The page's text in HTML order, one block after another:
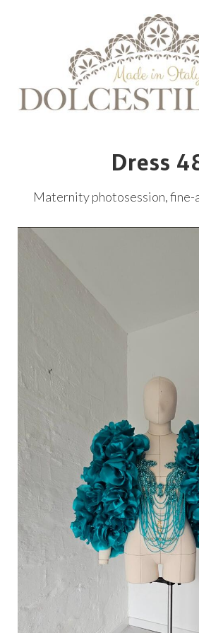
Dress
Maternity photosession,